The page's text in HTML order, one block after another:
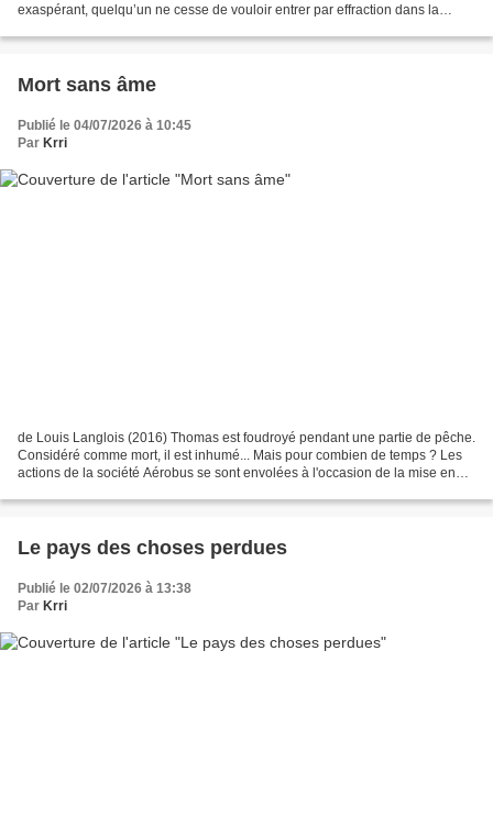
exaspérant, quelqu’un ne cesse de vouloir entrer par effraction dans la
Mort sans âme
Publié le 04/07/2026 à 10:45
Par Krri
de Louis Langlois (2016) Thomas est foudroyé pendant une partie de pêche.
Considéré comme mort, il est inhumé... Mais pour combien de temps ? Les
actions de la société Aérobus se sont envolées à l'occasion de la mise en
Le pays des choses perdues
Publié le 02/07/2026 à 13:38
Par Krri